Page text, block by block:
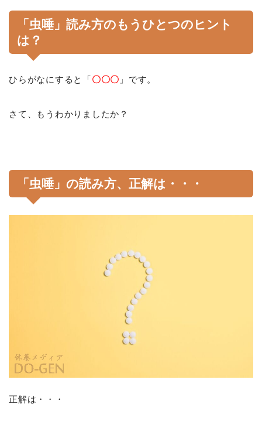
「虫唾」読み方のもうひとつのヒント
は？
ひらがなにすると「〇〇〇 」です。
さて、もうわかりましたか？
「虫唾」の読み方、正解は・・・
正解は・・・